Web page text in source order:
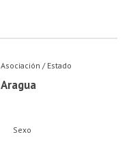
Asociación / Estado
Aragua
Sexo